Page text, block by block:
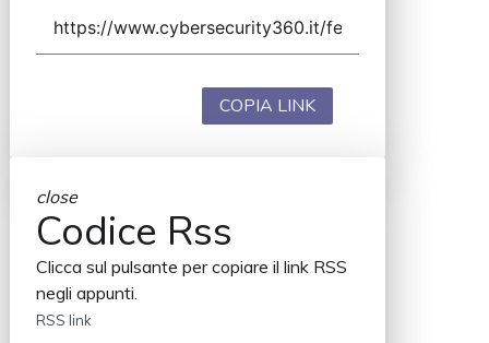
COPIA LINK
close
Codice Rss
Clicca sul pulsante per copiare il link RSS
negli appunti.
RSS link